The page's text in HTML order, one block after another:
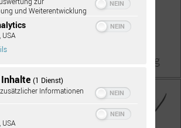
Schaft-Ampallang
und Weiterentwicklung
USA
(1 Dienst)
Informationen
USA